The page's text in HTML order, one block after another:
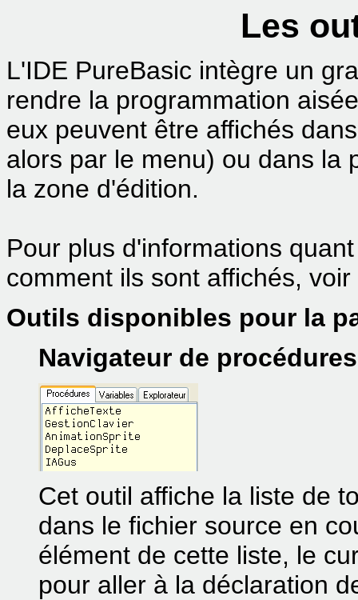
Les
L'IDE PureBasic intègre un
rendre la programmation
eux peuvent être affichés
alors par le menu) ou dans la
la zone d'édition.
Pour plus d'informations
comment ils sont affichés, voir
Outils disponibles pour la
Navigateur de procédures
Cet outil affiche la liste de
dans le fichier source en
élément de cette liste, le
pour aller à la déclaration